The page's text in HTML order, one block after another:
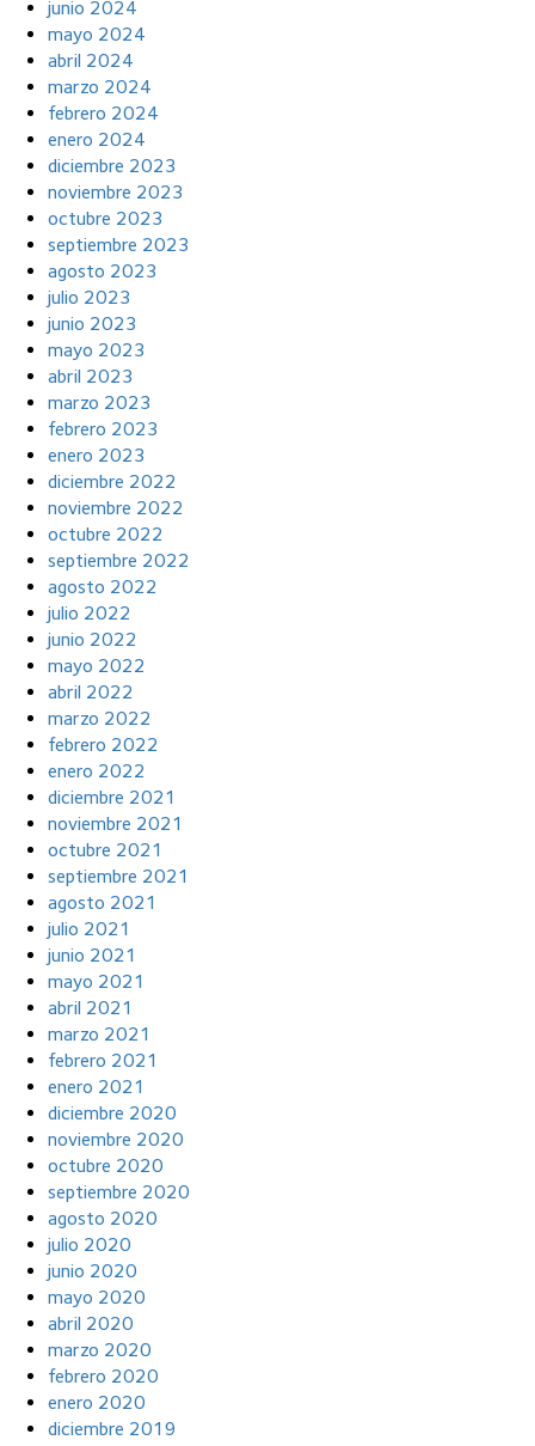
junio 2024
mayo 2024
abril 2024
marzo 2024
febrero 2024
enero 2024
diciembre 2023
noviembre 2023
octubre 2023
septiembre 2023
agosto 2023
julio 2023
junio 2023
mayo 2023
abril 2023
marzo 2023
febrero 2023
enero 2023
diciembre 2022
noviembre 2022
octubre 2022
septiembre 2022
agosto 2022
julio 2022
junio 2022
mayo 2022
abril 2022
marzo 2022
febrero 2022
enero 2022
diciembre 2021
noviembre 2021
octubre 2021
septiembre 2021
agosto 2021
julio 2021
junio 2021
mayo 2021
abril 2021
marzo 2021
febrero 2021
enero 2021
diciembre 2020
noviembre 2020
octubre 2020
septiembre 2020
agosto 2020
julio 2020
junio 2020
mayo 2020
abril 2020
marzo 2020
febrero 2020
enero 2020
diciembre 2019